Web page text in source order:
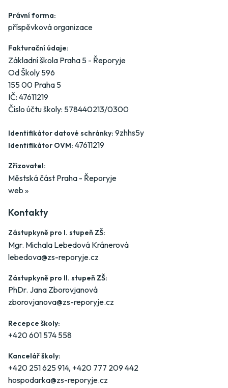
Právní forma:
příspěvková organizace
Fakturační údaje:
Základní škola Praha 5 - Řeporyje
Od Školy 596
155 00 Praha 5
IČ: 47611219
Číslo účtu školy: 578440213/0300
Identifikátor datové schránky: 9zhhs5y
Identifikátor OVM: 47611219
Zřizovatel:
Městská část Praha - Řeporyje
web »
Kontakty
Zástupkyně pro I. stupeň ZŠ:
Mgr. Michala Lebedová Kránerová
lebedova@zs-reporyje.cz
Zástupkyně pro II. stupeň ZŠ:
PhDr. Jana Zborovjanová
zborovjanova@zs-reporyje.cz
Recepce školy:
+420 601 574 558
Kancelář školy:
+420 251 625 914, +420 777 209 442
hospodarka@zs-reporyje.cz